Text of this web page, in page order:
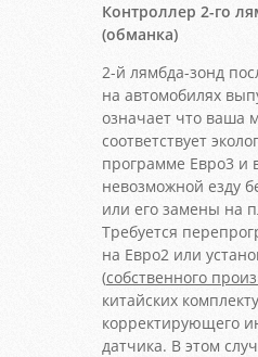
Контроллер 2-го
(обманка)
2-й лямбда-зонд
на автомобилях
означает что ваша
соответствует
программе Евро3 и
невозможной езду
или его замены на
Требуется
на Евро2 или
(собственного
китайских
корректирующего
датчика. В этом